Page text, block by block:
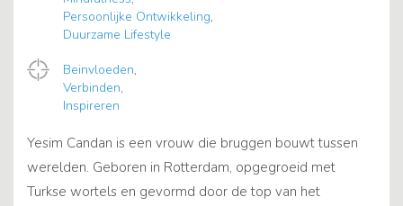
Persoonlijke Ontwikkeling,
Duurzame Lifestyle
Beinvloeden,
Verbinden,
Inspireren
Yesim Candan is een vrouw die bruggen bouwt tussen
werelden. Geboren in Rotterdam, opgegroeid met
Turkse wortels en gevormd door de top van het